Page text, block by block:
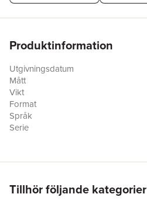
Produktinformation
Utgivningsdatum
Mått
Vikt
Format
Språk
Serie
Illustratör
Tillhör följande kategorier